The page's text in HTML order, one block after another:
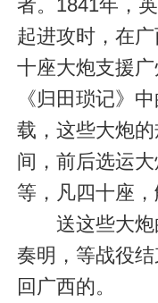
者。1841年，
起进攻时，在
十座大炮支援
《归田琐记》
载，这些大炮
间，前后选运
等，凡四十座，
送这些大炮
奏明，等战役
回广西的。